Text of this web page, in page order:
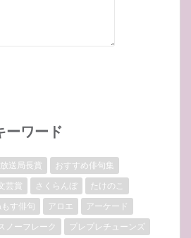
ーワード
送局長賞
おすすめ俳句集
芸賞
さくらんぼ
たけのこ
す俳句 アロエ
アーケード
ノーフレーク プレプレチューンズ